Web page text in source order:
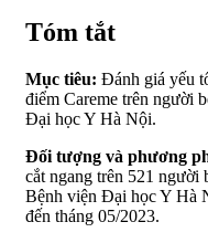
Tóm tắt
Mục tiêu: Đánh giá yếu
điểm Careme trên người
Đại học Y Hà Nội.
Đối tượng và phương
cắt ngang trên 521 người
Bệnh viện Đại học Y Hà
đến tháng 05/2023.